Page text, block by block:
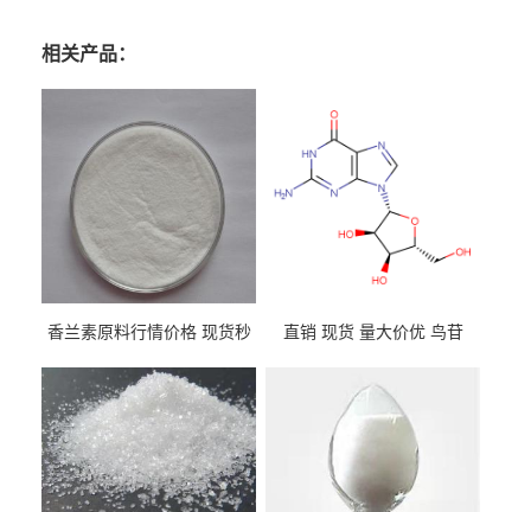
相关产品：
香兰素原料行情价格 现货秒
直销 现货 量大价优 鸟苷